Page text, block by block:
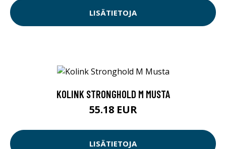
LISÄTIETOJA
KOLINK STRONGHOLD M MUSTA
55.18 EUR
LISÄTIETOJA